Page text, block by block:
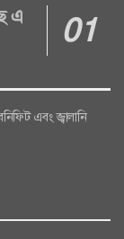
এ
এবং জ্বালানি